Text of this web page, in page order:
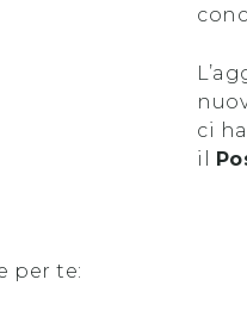
ci
il
per te: